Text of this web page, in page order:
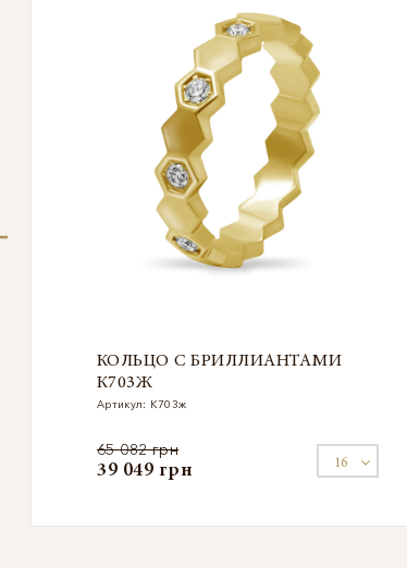
КОЛЬЦО С БРИЛЛИАНТАМИ
К703Ж
Артикул: К703ж
65 082 грн
39 049 грн